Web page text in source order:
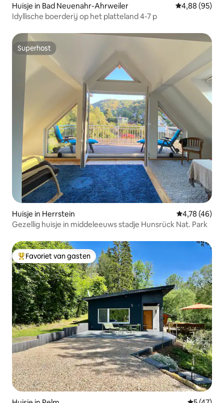
Huisje in Bad Neuenahr-Ahrweiler Gemiddelde
4,88 (95)
Idyllische boerderij op het platteland 4-7 p
Superhost
Superhost
Huisje in Herrstein Gemiddelde
4,78 (46)
Gezellig huisje in middeleeuws stadje Hunsrück Nat. Park
Topfavoriet van gasten
Favoriet van gasten